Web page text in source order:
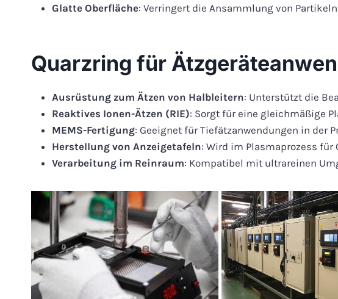
Glatte Oberfläche: Verringert die Ansammlung von
Quarzring für
Ausrüstung zum Ätzen von Halbleitern: Unterstützt die
Reaktives Ionen-Ätzen (RIE): Sorgt für eine gleichmäßige
MEMS-Fertigung: Geeignet für Tiefätzanwendungen in der
Herstellung von Anzeigetafeln: Wird im Plasmaprozess für
Verarbeitung im Reinraum: Kompatibel mit ultrareinen